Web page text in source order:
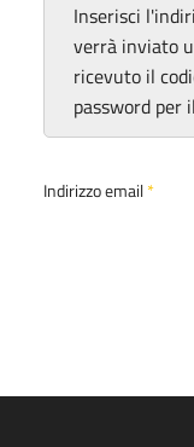
Inserisci
verrà inviato
ricevuto il
password per
Indirizzo email*